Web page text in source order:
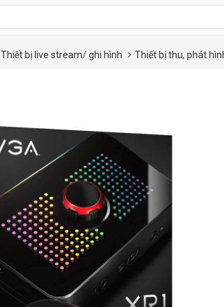
Thiết bị live stream/ ghi hình Thiết bị thu, phát